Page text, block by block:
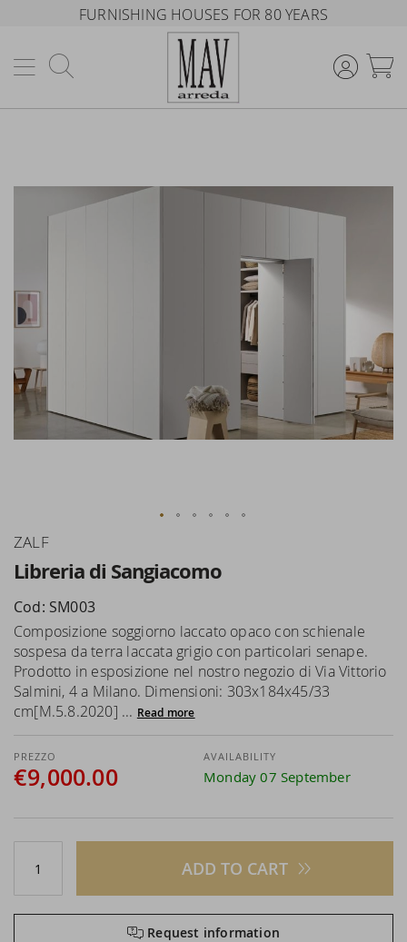
FURNISHING HOUSES FOR 80 YEARS
Libreria di Sangiacomo
ZALF
Cod: SM003
Composizione soggiorno laccato opaco con schienale
sospesa da terra laccata grigio con particolari senape.
Prodotto in esposizione nel nostro negozio di Via Vittorio
Salmini, 4 a Milano. Dimensioni: 303x184x45/33
cm[M.5.8.2020] ... Read more
€9,000.00
AVAILABILITY
Monday 07 September
ADD TO CART
Request information
end
Skip
the
beginning
of
the
images
gallery